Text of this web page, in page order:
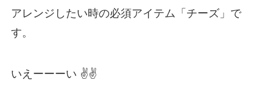
アレンジしたい時の必須アイテム「チーズ」で
す。
いえーーーい ✌✌